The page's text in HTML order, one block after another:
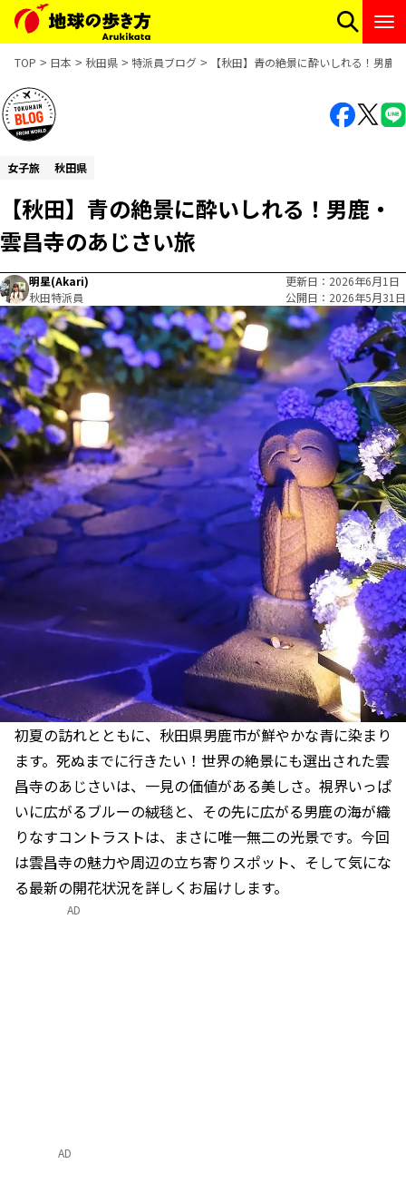
TOP 日本 秋田県 特派員ブログ 【秋田】青の絶景に酔いしれる！男鹿
女子旅 秋田県
【秋田】青の絶景に酔いしれる！男鹿・
雲昌寺のあじさい旅
明星(Akari)
秋田特派員
更新日
2026年6月1日
公開日
2026年5月31日
初夏の訪れとともに、秋田県男鹿市が鮮やかな青に染まり
ます。死ぬまでに行きたい！世界の絶景にも選出された雲
昌寺のあじさいは、一見の価値がある美しさ。視界いっぱ
いに広がるブルーの絨毯と、その先に広がる男鹿の海が織
りなすコントラストは、まさに唯一無二の光景です。今回
は雲昌寺の魅力や周辺の立ち寄りスポット、そして気にな
る最新の開花状況を詳しくお届けします。
AD
AD